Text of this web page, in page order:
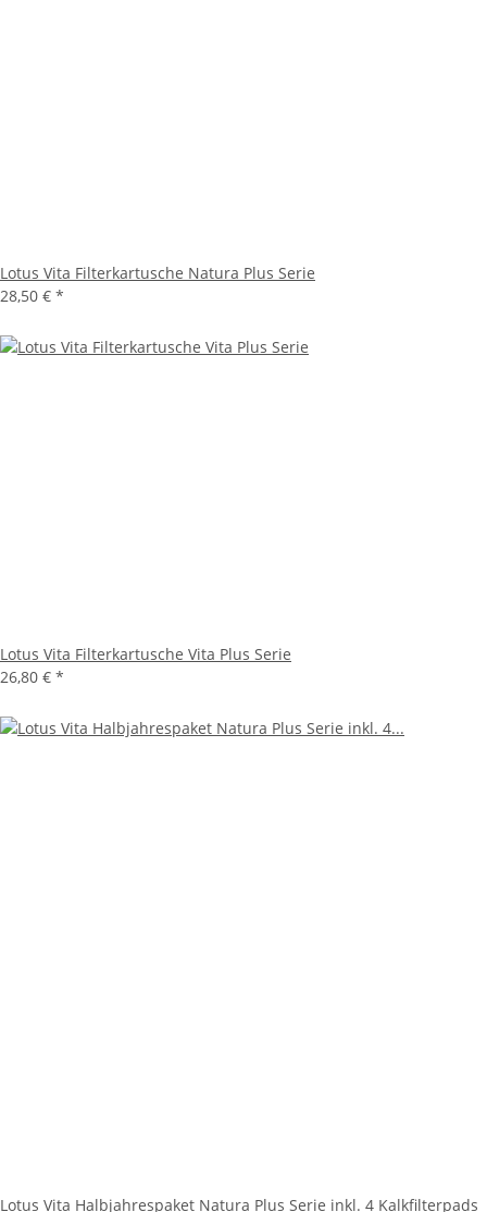
Lotus Vita Filterkartusche Natura Plus Serie
28,50 € *
Lotus Vita Filterkartusche Vita Plus Serie
26,80 € *
Lotus Vita Halbjahrespaket Natura Plus Serie inkl. 4 Kalkfilterpads